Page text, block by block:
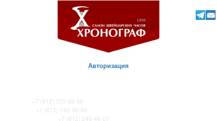
Авторизация
+7 (812) 335-68-56
+7 (812) 740-46-56
+7 (812) 240-46-07